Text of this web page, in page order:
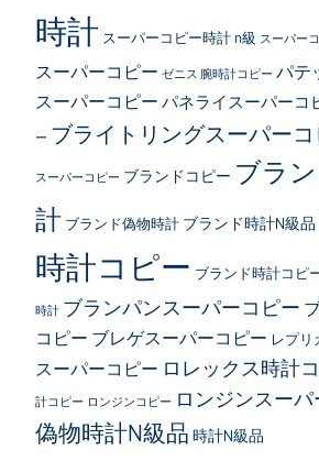
時計 スーパーコピー時計 n級 スーパー
スーパーコピー ゼニス 腕時計コピー パテ
スーパーコピー パネライスーパーコ
ー ブライトリングスーパー
スーパーコピー ブランドコピー ブラ
計 ブランド偽物時計 ブランド時計N級品
時計コピー ブランド時計コピ
時計 ブランパンスーパーコピー
コピー ブレゲスーパーコピー レプリ
スーパーコピー ロレックス時計
計コピー ロンジンコピー ロンジンスー
偽物時計N級品 時計N級品